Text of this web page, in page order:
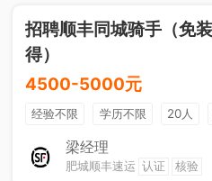
招聘顺丰同城骑手（免
得）
4500-5000元
经验不限 学历不限 20人
综合补贴
奖励计划
梁经理
肥城顺丰速运 认证 核验